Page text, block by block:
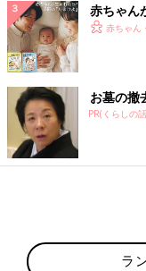
赤ちゃん
赤ちゃん
お墓の撤
PR(くらしの
ラ